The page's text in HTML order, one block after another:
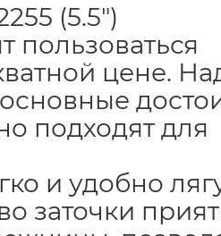
(5.5")
пользоваться
цене.
подходят для
и удобно
заточки